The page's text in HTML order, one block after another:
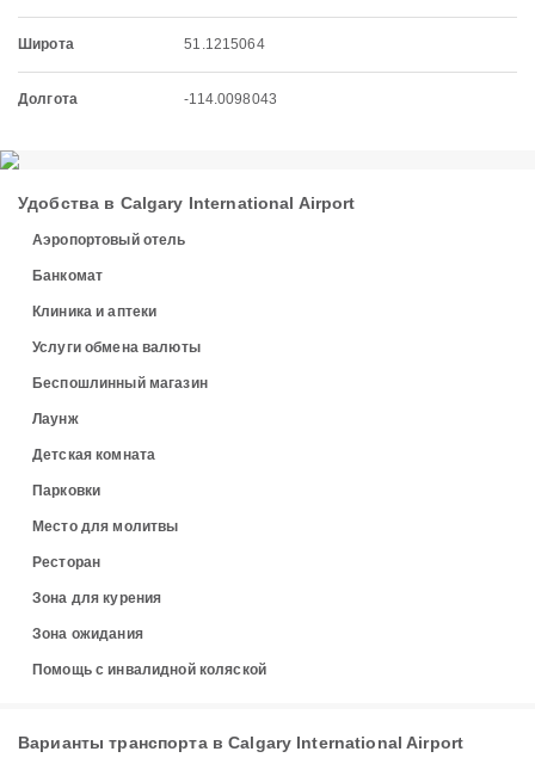
Широта 51.1215064
Долгота -114.0098043
Удобства в Calgary International Airport
Аэропортовый отель
Банкомат
Клиника и аптеки
Услуги обмена валюты
Беспошлинный магазин
Лаунж
Детская комната
Парковки
Место для молитвы
Ресторан
Зона для курения
Зона ожидания
Помощь с инвалидной коляской
Варианты транспорта в Calgary International Airport